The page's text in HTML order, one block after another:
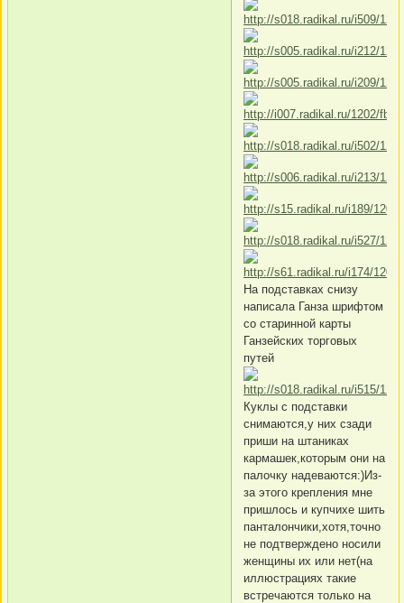
На подставках снизу
написала Ганза шрифтом
со старинной карты
Ганзейских торговых
путей
Куклы с подставки
снимаются,у них сзади
приши на штаниках
кармашек,которым они на
палочку надеваются:)Из-
за этого крепления мне
пришлось и купчихе шить
панталончики,хотя,точно
не подтверждено носили
женщины их или нет(на
иллюстрациях такие
встречаются только на